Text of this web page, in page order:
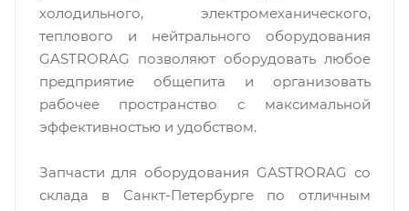
холодильного, электромеханического,
теплового и нейтрального оборудования
GASTRORAG позволяют оборудовать любое
предприятие общепита и организовать
рабочее пространство с максимальной
эффективностью и удобством.
Запчасти для оборудования GASTRORAG со
склада в Санкт-Петербурге по отличным